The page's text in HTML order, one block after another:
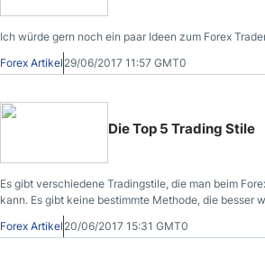
Ich würde gern noch ein paar Ideen zum Forex
Forex Artikel 29/06/2017 11:57 GMT0
Die Top 5 Trading Stile
Es gibt verschiedene Tradingstile, die man beim
kann. Es gibt keine bestimmte Methode, die besser
der entsprechende Tradingstil stark von der
Traders abhängt.
Forex Artikel 20/06/2017 15:31 GMT0